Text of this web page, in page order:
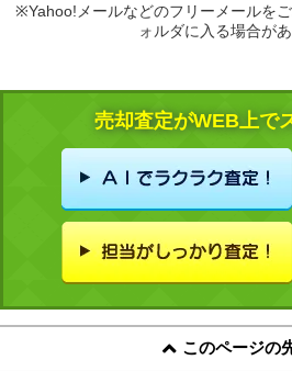
※Yahoo!メールなどのフリーメールを
ォルダに入る場合があ
売却査定がWEB上で
このページの